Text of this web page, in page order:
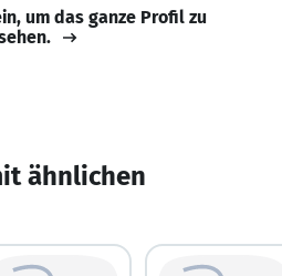
um das ganze Profil zu
ähnlichen